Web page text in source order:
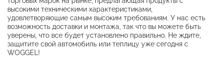
высокими техническими характеристиками,
удовлетворяющие самым высоким требованиям. У нас есть
возможность доставки и монтажа, так что вы можете быть
уверены, что все будет установлено правильно. Не ждите,
защитите свой автомобиль или теплицу уже сегодня с
WOGGEL!